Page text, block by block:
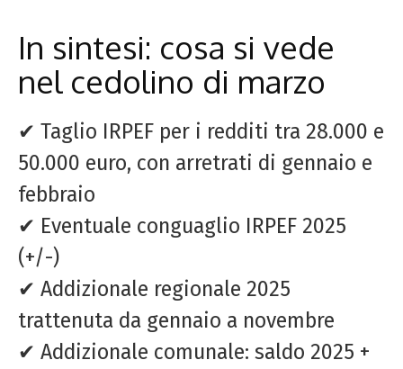
In sintesi: cosa si vede
nel cedolino di marzo
✔ Taglio IRPEF per i redditi tra 28.000 e
50.000 euro, con arretrati di gennaio e
febbraio
✔ Eventuale conguaglio IRPEF 2025
(+/-)
✔ Addizionale regionale 2025
trattenuta da gennaio a novembre
✔ Addizionale comunale: saldo 2025 +